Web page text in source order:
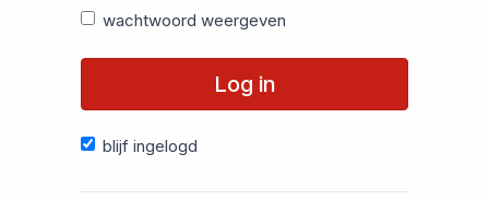
wachtwoord weergeven
Log in
blijf ingelogd